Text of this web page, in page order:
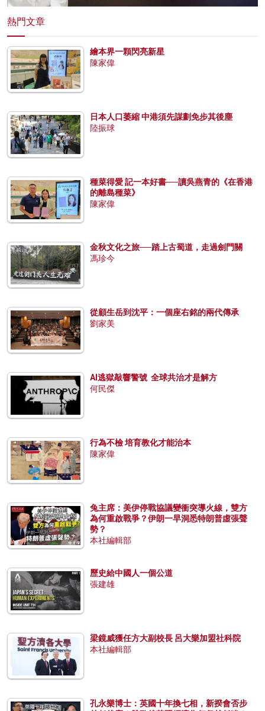
熱門文章
繪本界一顆閃亮新星
陳家偉
日本人口萎縮 中港須先謀劃免步其後塵
陸振球
種菜得愛 記一本好書──讀吳燕青的《在香港
的離島種菜》
陳家偉
金秋文化之旅──踏上古蜀道，走過劍門關
馮珍今
從顧生岳到沈平：一個座右銘的兩代傳承
劉家美
AI逃獄敲響警號 全球共治才是解方
何民傑
行為不檢 培育教化才能治本
陳家偉
兔主席：美伊停戰協議變衝突導火線，雙方
為何重啟戰爭？伊朗一早洞悉特朗普虛張聲
勢？
本社編輯部
歷史給中國人一個公道
張建雄
梁鏡威獲任方大副校長 呂大樂加盟社科院
本社編輯部
孔永樂博士：英國十年換七相，新揆會否步